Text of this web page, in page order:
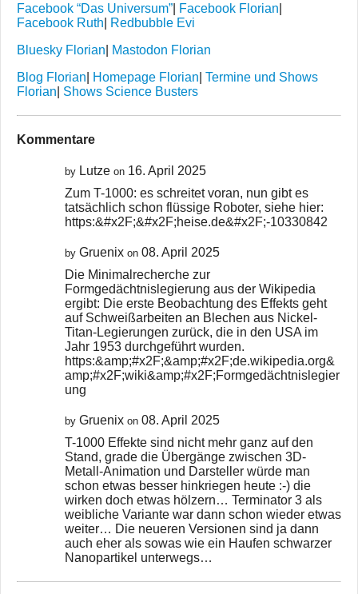
Facebook “Das Universum” Facebook Florian
Facebook Ruth
Redbubble Evi
Bluesky Florian
Mastodon Florian
Blog Florian
Homepage Florian Termine und Shows
Florian Shows Science Busters
Kommentare
by Lutze on 16. April 2025
Zum T-1000: es schreitet voran, nun gibt es
tatsächlich schon flüssige Roboter, siehe hier:
https:&#x2F;&#x2F;heise.de&#x2F;-10330842
by Gruenix on 08. April 2025
Die Minimalrecherche zur
Formgedächtnislegierung aus der Wikipedia
ergibt: Die erste Beobachtung des Effekts geht
auf Schweißarbeiten an Blechen aus Nickel-
Titan-Legierungen zurück, die in den USA im
Jahr 1953 durchgeführt wurden.
https:&amp;#x2F;&amp;#x2F;de.wikipedia.org&
amp;#x2F;wiki&amp;#x2F;Formgedächtnislegier
ung
by Gruenix on 08. April 2025
T-1000 Effekte sind nicht mehr ganz auf den
Stand, grade die Übergänge zwischen 3D-
Metall-Animation und Darsteller würde man
schon etwas besser hinkriegen heute :-) die
wirken doch etwas hölzern… Terminator 3 als
weibliche Variante war dann schon wieder etwas
weiter… Die neueren Versionen sind ja dann
auch eher als sowas wie ein Haufen schwarzer
Nanopartikel unterwegs…